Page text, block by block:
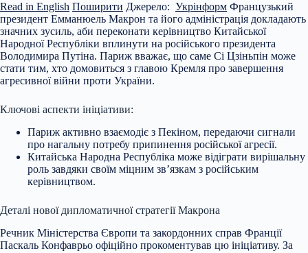
Read in English Поширити Джерело: Укрінформ Французький
президент Емманюель Макрон та його адміністрація докладають
значних зусиль, аби переконати керівництво Китайської
Народної Республіки вплинути на російського президента
Володимира Путіна. Париж вважає, що саме Сі Цзіньпін може
стати тим, хто домовиться з главою Кремля про завершення
агресивної війни проти України.
Ключові аспекти ініціативи:
Париж активно взаємодіє з Пекіном, передаючи сигнали
про нагальну потребу припинення російської агресії.
Китайська Народна Республіка може відіграти вирішальну
роль завдяки своїм міцним зв’язкам з російським
керівництвом.
Деталі нової дипломатичної стратегії Макрона
Речник Міністерства Європи та закордонних справ Франції
Паскаль Конфаврьо офіційно прокоментував цю ініціативу. За